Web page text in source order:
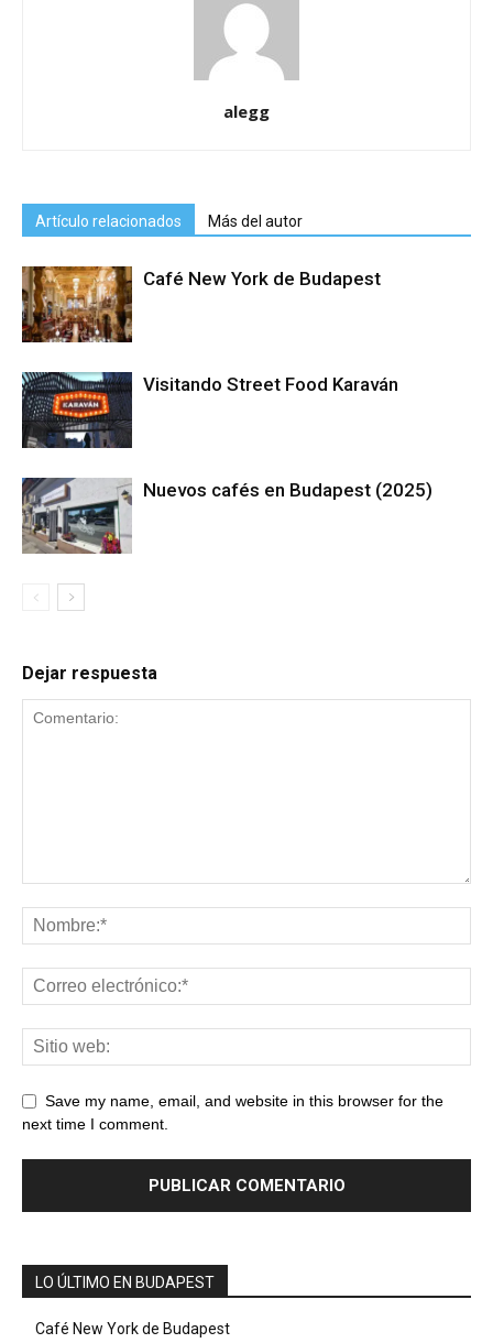
alegg
Artículo relacionados Más del autor
Café New York de Budapest
Visitando Street Food Karaván
Nuevos cafés en Budapest (2025)
Dejar respuesta
Save my name, email, and website in this browser for the
next time I comment.
LO ÚLTIMO EN BUDAPEST
Café New York de Budapest